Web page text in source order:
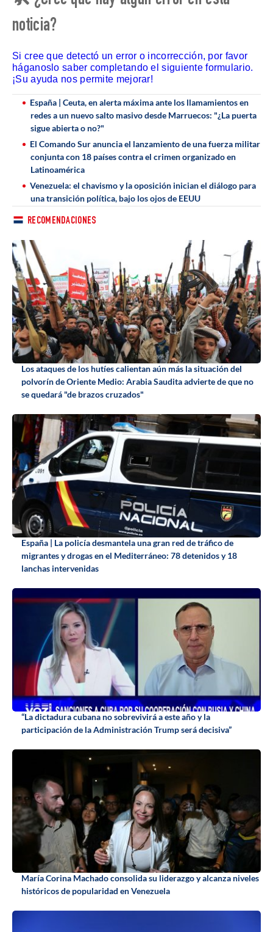
noticia?
Si cree que detectó un error o incorrección, por favor
háganoslo saber completando el siguiente formulario.
¡Su ayuda nos permite mejorar!
España | Ceuta, en alerta máxima ante los llamamientos en
redes a un nuevo salto masivo desde Marruecos: "¿La puerta
sigue abierta o no?"
El Comando Sur anuncia el lanzamiento de una fuerza militar
conjunta con 18 países contra el crimen organizado en
Latinoamérica
Venezuela: el chavismo y la oposición inician el diálogo para
una transición política, bajo los ojos de EEUU
RECOMENDACIONES
Los ataques de los hutíes calientan aún más la situación del
polvorín de Oriente Medio: Arabia Saudita advierte de que no
se quedará "de brazos cruzados"
España | La policía desmantela una gran red de tráfico de
migrantes y drogas en el Mediterráneo: 78 detenidos y 18
lanchas intervenidas
“La dictadura cubana no sobrevivirá a este año y la
participación de la Administración Trump será decisiva”
María Corina Machado consolida su liderazgo y alcanza niveles
históricos de popularidad en Venezuela